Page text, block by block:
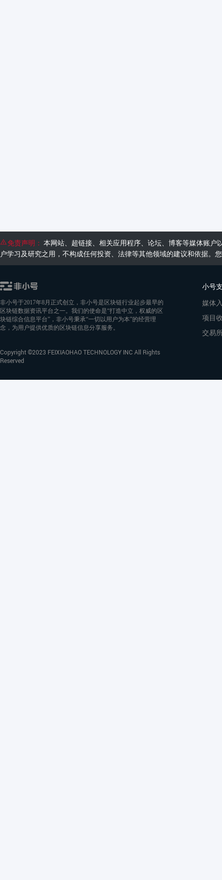
免责声明： 本网站、超链接、相关应用程序、论坛、博客等媒体账
户学习及研究之用，不构成任何投资、法律等其他领域的建议和依据
非小号于2017年8月正式创立，非小号是区块链行业起步最早的
区块链数据资讯平台之一。我们的使命是“打造中立，权威的区
块链综合信息平台”，非小号秉承“一切以用户为本”的经营理
念，为用户提供优质的区块链信息分享服务。
Copyright ©2023 FEIXIAOHAO TECHNOLOGY INC All Rights
Reserved
小号
媒体
项目
交易